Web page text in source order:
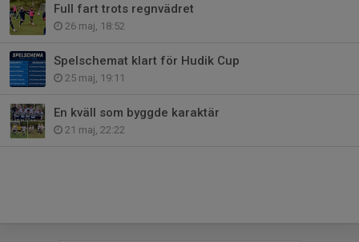
Full fart trots regnvädret
26 maj, 18:52
Spelschemat klart för Hudik Cup
25 maj, 19:11
En kväll som byggde karaktär
21 maj, 22:22